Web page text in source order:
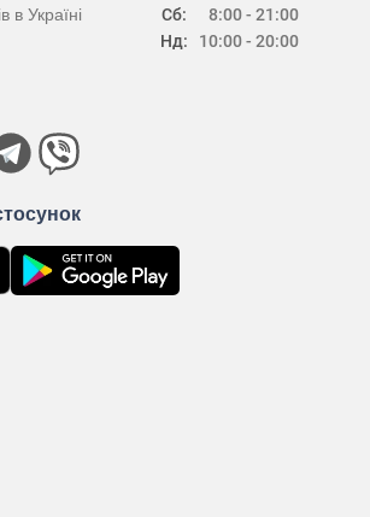
Сб:
Нд:
8:00 - 21:00
10:00 - 20:00
в Україні